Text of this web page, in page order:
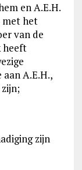
en A.E.H.
met het
van de
heeft
A.E.H.,
zijn